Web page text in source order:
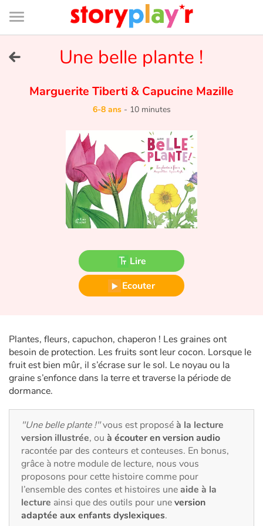
Connexion
Bibliothèque
de
page
Tester gratuitement
Bibliothèque
Fable, mythe, littérature et poésie
Princesses et princes, rois, reines et dragons
Héroïnes et héros
Écologie, nature, saisons
Les animaux
Voyage, épopée, enquête, aventure
Autour du monde
Apprentissage
Une belle plante !
Marguerite Tiberti & Capucine Mazille
6-8 ans- 10 minutes
Lire
Ecouter
Plantes, fleurs, capuchon, chaperon ! Les graines ont
besoin de protection. Les fruits sont leur cocon. Lorsque le
fruit est bien mûr, il s’écrase sur le sol. Le noyau ou la
graine s’enfonce dans la terre et traverse la période de
dormance.
"Une belle plante !"vous est proposéà la lecture
version illustrée, ou à écouter en version audio
racontée par des conteurs et conteuses. En bonus,
grâce à notre module de lecture, nous vous
proposons pour cette histoire comme pour
l’ensemble des contes et histoires uneaide à la
lecture ainsi que des outils pour uneversion
adaptée aux enfants dyslexiques.